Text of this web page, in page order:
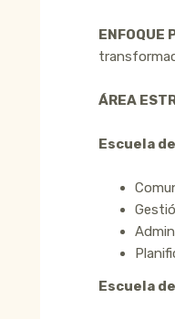
ENFOQUE
ÁREA
Escuela
Escuela